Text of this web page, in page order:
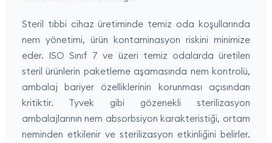
Steril tıbbi cihaz üretiminde temiz oda koşullarında
nem yönetimi, ürün kontaminasyon riskini minimize
eder. ISO Sınıf 7 ve üzeri temiz odalarda üretilen
steril ürünlerin paketleme aşamasında nem kontrolü,
ambalaj bariyer özelliklerinin korunması açısından
kritiktir. Tyvek gibi gözenekli sterilizasyon
ambalajlarının nem absorbsiyon karakteristiği, ortam
neminden etkilenir ve sterilizasyon etkinliğini belirler.